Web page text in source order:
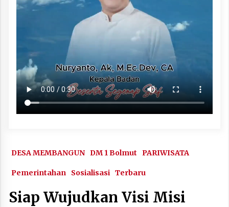
DESA MEMBANGUN DM 1 Bolmut PARIWISATA
Pemerintahan Sosialisasi Terbaru
Siap Wujudkan Visi Misi